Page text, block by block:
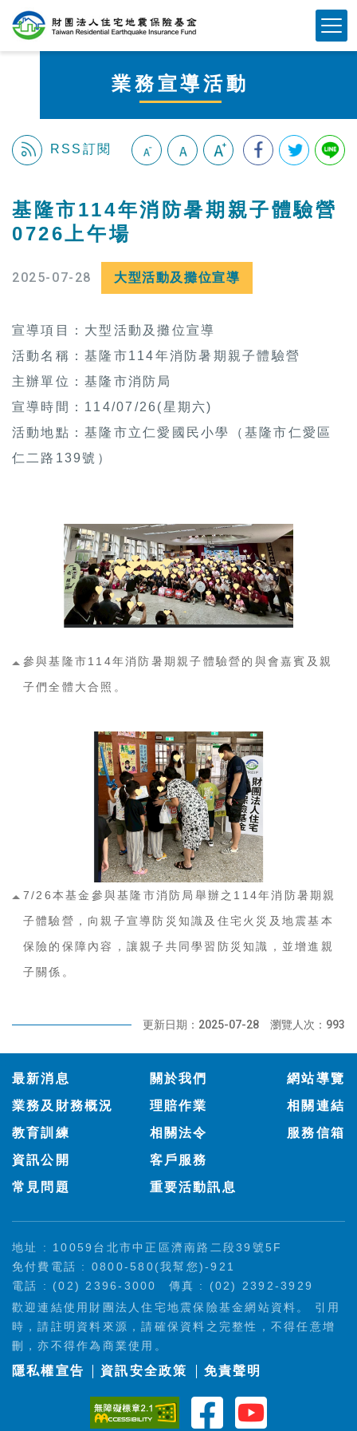
業務宣導活動
RSS訂閱
基隆市114年消防暑期親子體驗營
0726上午場
2025-07-28 大型活動及攤位宣導
宣導項目：大型活動及攤位宣導
活動名稱：基隆市114年消防暑期親子體驗營
主辦單位：基隆市消防局
宣導時間：114/07/26(星期六)
活動地點：基隆市立仁愛國民小學（基隆市仁愛區
仁二路139號）
參與基隆市114年消防暑期親子體驗營的與會嘉賓及親
子們全體大合照。
7/26本基金參與基隆市消防局舉辦之114年消防暑期親
子體驗營，向親子宣導防災知識及住宅火災及地震基本
保險的保障內容，讓親子共同學習防災知識，並增進親
子關係。
更新日期：2025-07-28 瀏覽人次：993
最新消息
關於我們
業務及財務概況
理賠作業
教育訓練
相關法令
資訊公開
客戶服務
常見問題
重要活動訊息
網站導覽
相關連結
服務信箱
地址 : 10059台北市中正區濟南路二段39號5F
免付費電話 : 0800-580(我幫您)-921
電話 : (02) 2396-3000
傳真 : (02) 2392-3929
歡迎連結使用財團法人住宅地震保險基金網站資料。 引用
時，請註明資料來源，請確保資料之完整性，不得任意增
刪，亦不得作為商業使用。
隱私權宣告 資訊安全政策 免責聲明